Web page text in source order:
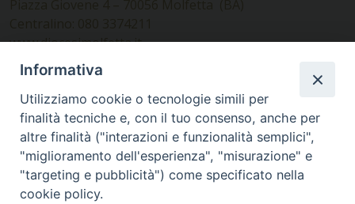
www.diocesimolfetta.it –
diocesimolfetta@pec.chiesacattolica.it
Ufficio Comunicazioni sociali
Piazza Giovene 4 – 70056 Molfetta (BA)
comunicazionisociali@diocesimolfetta.it
Informativa
Utilizziamo cookie o tecnologie simili per
finalità tecniche e, con il tuo consenso, anche per
altre finalità ("interazioni e funzionalità semplici",
"miglioramento dell'esperienza", "misurazione" e
"targeting e pubblicità") come specificato nella
cookie policy.